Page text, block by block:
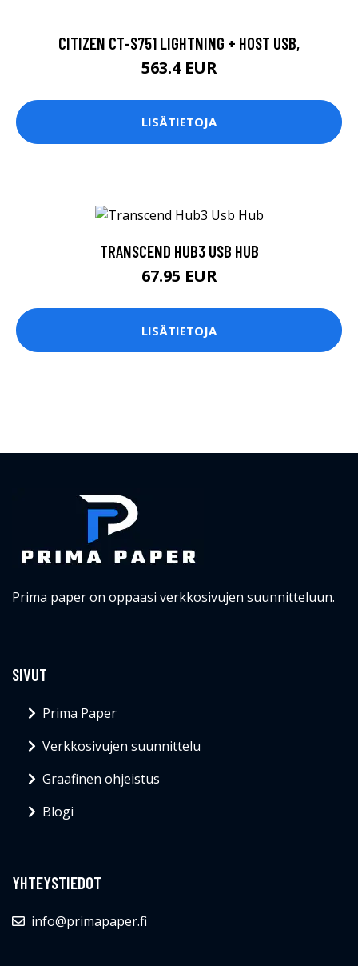
CITIZEN CT-S751 LIGHTNING + HOST USB,
563.4 EUR
LISÄTIETOJA
TRANSCEND HUB3 USB HUB
67.95 EUR
LISÄTIETOJA
Prima paper on oppaasi verkkosivujen suunnitteluun.
SIVUT
Prima Paper
Verkkosivujen suunnittelu
Graafinen ohjeistus
Blogi
YHTEYSTIEDOT
info@primapaper.fi